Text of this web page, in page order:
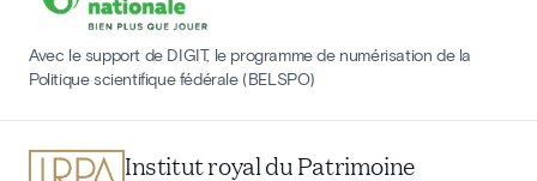
Avec le support de DIGIT, le programme de numérisation de la
Politique scientifique fédérale (BELSPO)
Institut royal du Patrimoine